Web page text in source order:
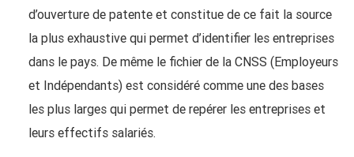
d’ouverture de patente et constitue de ce fait la source
la plus exhaustive qui permet d’identifier les entreprises
dans le pays. De même le fichier de la CNSS (Employeurs
et Indépendants) est considéré comme une des bases
les plus larges qui permet de repérer les entreprises et
leurs effectifs salariés.